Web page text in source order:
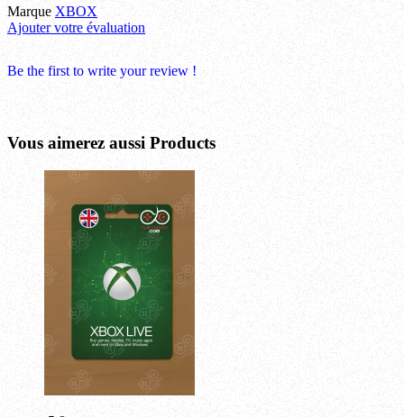
Marque XBOX
Ajouter votre évaluation
Be the first to write your review !
Vous aimerez aussi Products